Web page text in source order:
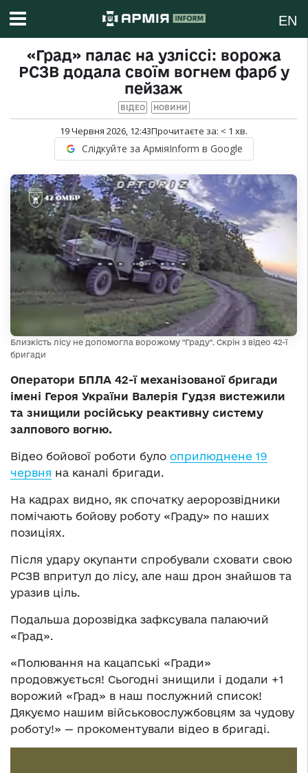
EN
«Град» палає на узліссі: ворожа
РСЗВ додала своїм вогнем фарб у
пейзаж
ВІДЕО НОВИНИ
19 Червня 2026, 12:43Прочитаєте за: < 1 хв.
Слідкуйте за АрміяInform в Google
Близкість лісу не допомогла ворожому "Граду". Скрін з відео 42-ї
бригади
Оператори БПЛА 42-ї механізованої бригади
імені Героя України Валерія Гудзя вистежили
та знищили російську реактивну систему
залпового вогню.
Відео бойової роботи було оприлюднене 19
червня на каналі бригади.
На кадрах видно, як спочатку аеророзвідники
помічають бойову роботу «Граду» по наших
позиціях.
Після удару окупанти спробували сховати свою
РСЗВ впритул до лісу, але наш дрон знайшов та
уразив ціль.
Подальша дорозвідка зафксувала палаючий
«Град».
«Полювання на кацапські «Гради»
продовжується! Сьогодні знищили і додали +1
ворожий «Град» в наш послужний список!
Дякуємо нашим військовослужбовцям за чудову
роботу!» — прокоментували відео в бригаді.